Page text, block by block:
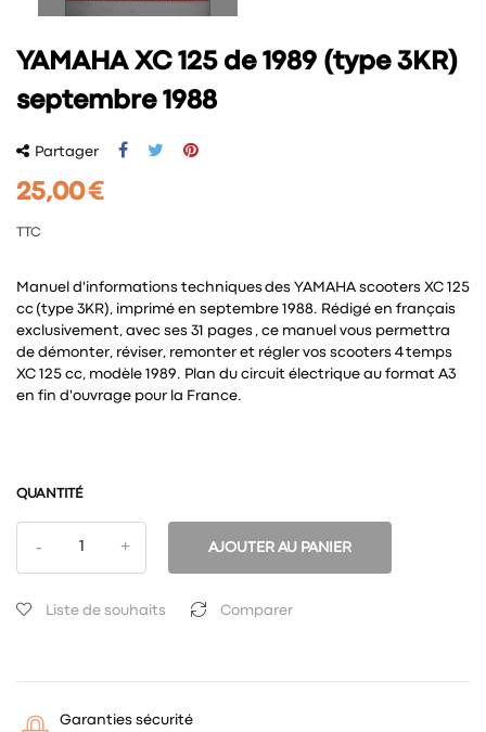
YAMAHA XC 125 de 1989 (type 3KR)
septembre 1988
Partager
25,00 €
TTC
Manuel d'informations techniques des YAMAHA scooters XC 125
cc (type 3KR), imprimé en septembre 1988. Rédigé en français
exclusivement, avec ses 31 pages , ce manuel vous permettra
de démonter, réviser, remonter et régler vos scooters 4 temps
XC 125 cc, modèle 1989. Plan du circuit électrique au format A3
en fin d'ouvrage pour la France.
QUANTITÉ
AJOUTER AU PANIER
Liste de souhaits Comparer
Garanties sécurité